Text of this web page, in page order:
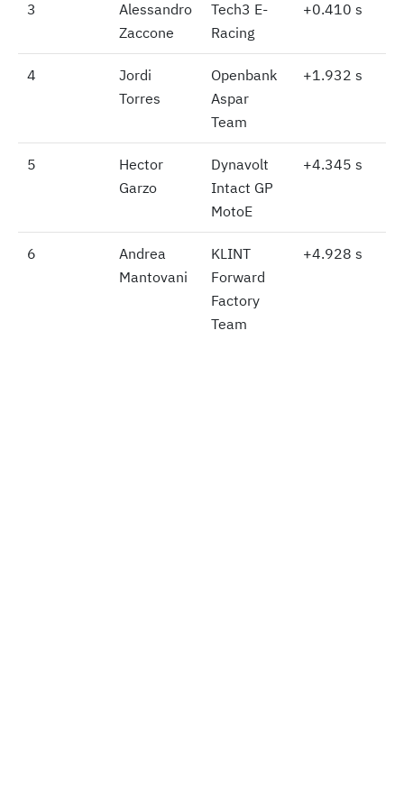
3
Alessandro
Zaccone
Tech3 E-
Racing
+0.410 s
4
Jordi
Torres
Openbank
Aspar
Team
+1.932 s
5
Hector
Garzo
Dynavolt
Intact GP
MotoE
+4.345 s
6
Andrea
Mantovani
KLINT
Forward
Factory
Team
+4.928 s
3
4
5
6